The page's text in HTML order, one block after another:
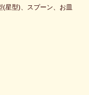
星型)、スプーン、お皿